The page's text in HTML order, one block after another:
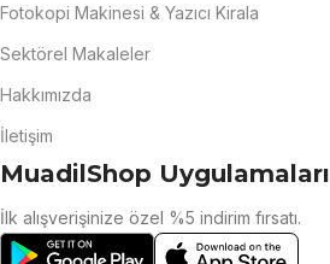
Fotokopi Makinesi & Yazıcı Kirala
Sektörel Makaleler
Hakkımızda
İletişim
MuadilShop Uygulamaları
İlk alışverişinize özel %5 indirim fırsatı.